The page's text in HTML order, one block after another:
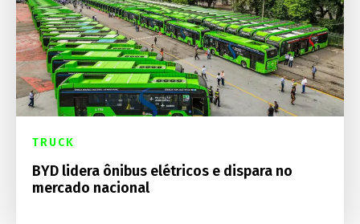
TRUCK
BYD lidera ônibus elétricos e dispara no
mercado nacional